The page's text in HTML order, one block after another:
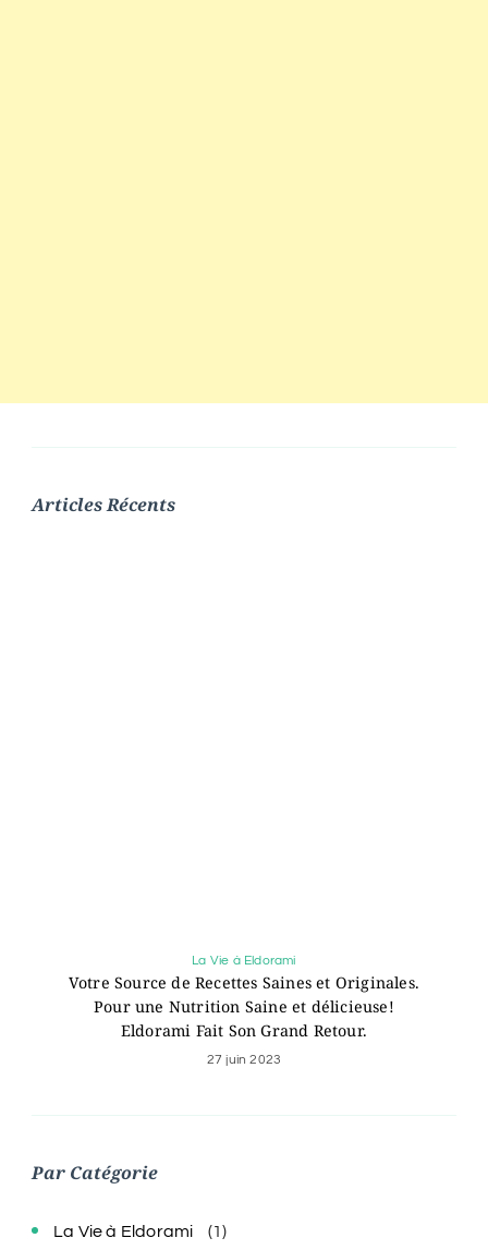
Articles Récents
La Vie à Eldorami
Votre Source de Recettes Saines et Originales.
Pour une Nutrition Saine et délicieuse!
Eldorami Fait Son Grand Retour.
27 juin 2023
Par Catégorie
La Vie à Eldorami (1)